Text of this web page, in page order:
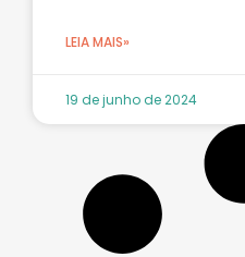
LEIA MAIS»
19 de junho de 2024